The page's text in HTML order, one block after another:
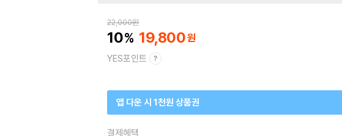
22,000원
10 19,800
YES포인트
앱 다운 시 1천원 상품권
결제혜택